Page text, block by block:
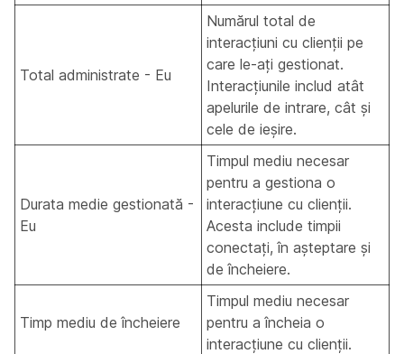
Total administrate - Eu
Numărul total de
interacțiuni cu clienții pe
care le-ați gestionat.
Interacțiunile includ atât
apelurile de intrare, cât și
cele de ieșire.
Durata medie gestionată -
Eu
Timpul mediu necesar
pentru a gestiona o
interacțiune cu clienții.
Acesta include timpii
conectați, în așteptare și
de încheiere.
Timp mediu de încheiere
Timpul mediu necesar
pentru a încheia o
interacțiune cu clienții.